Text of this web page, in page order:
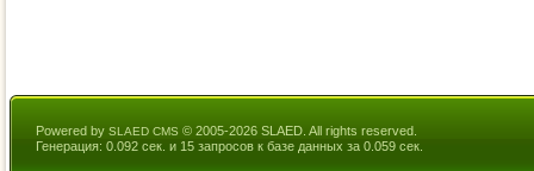
Powered by SLAED CMS © 2005-2026 SLAED. All rights reserved.
Генерация: 0.092 сек. и 15 запросов к базе данных за 0.059 сек.